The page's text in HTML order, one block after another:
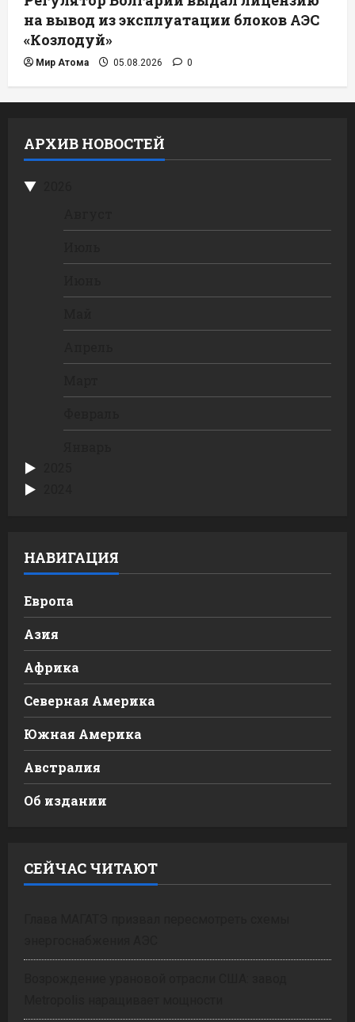
на вывод из эксплуатации блоков АЭС
«Козлодуй»
Мир Атома 05.08.2026 0
АРХИВ НОВОСТЕЙ
НАВИГАЦИЯ
Европа
Азия
Африка
Северная Америка
Южная Америка
Австралия
Об издании
СЕЙЧАС ЧИТАЮТ